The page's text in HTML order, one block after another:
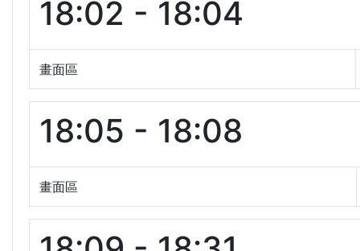
18:02 - 18:04
畫面區
18:05 - 18:08
畫面區